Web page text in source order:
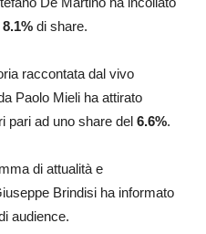
8.1% di share.
raccontata dal vivo
Paolo Mieli ha attirato
pari ad uno share del 6.6%.
di attualità e
Brindisi ha informato
audience.